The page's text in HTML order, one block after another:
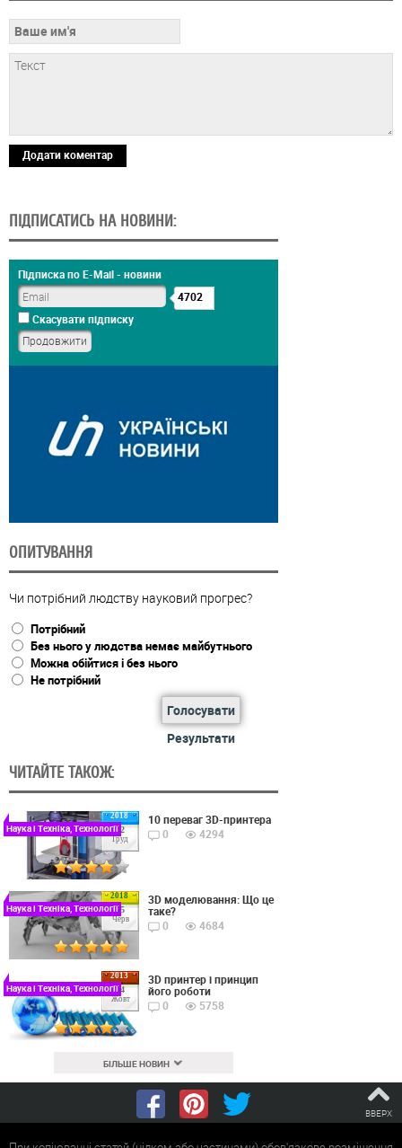
Додати коментар
ПІДПИСАТИСЬ НА НОВИНИ:
Підписка по E-Mail - новини
4702
Скасувати підписку
ОПИТУВАННЯ
Чи потрібний людству науковий прогрес?
Потрібний
Без нього у людства немає майбутнього
Можна обійтися і без нього
Не потрібний
Голосувати
Результати
ЧИТАЙТЕ ТАКОЖ:
2018
22
Груд
Наука і Техніка, Технології
10 переваг 3D-принтера
0
4294
2018
15
Черв
Наука і Техніка, Технології
3D моделювання: Що це
таке?
0
4684
2013
24
Жовт
Наука і Техніка, Технології
3D принтер і принцип
його роботи
0
5758
БІЛЬШЕ НОВИН
ВВЕРХ